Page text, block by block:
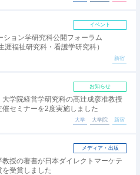
イベント
ション学研究科公開フォーラム
涯福祉研究科・看護学研究科）
新宿
お知らせ
学院経営学研究科の髙辻成彦准教授
セミナーを2度実施しました
大学 大学院 新宿
メディア・出版
授の著書が日本ダイレクトマーケテ
を受賞しました